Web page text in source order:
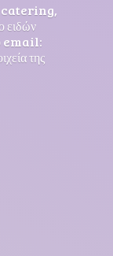
catering,
ειδών
email:
της